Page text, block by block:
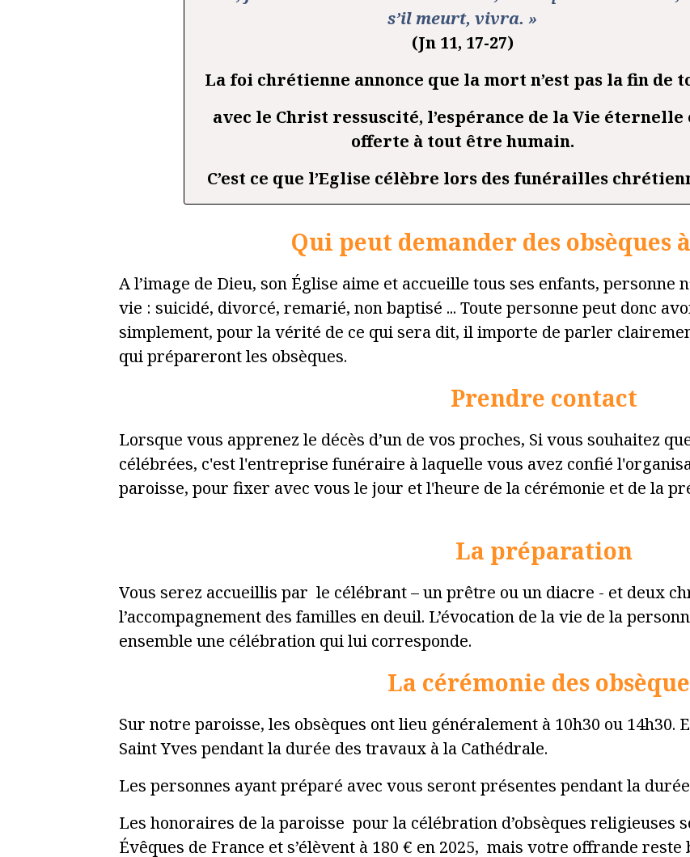
s’il meurt, vivra. »
(Jn 11, 17-27)
La foi chrétienne annonce que la mort n’est pas la fin de
avec le Christ ressuscité, l’espérance de la Vie éternelle
offerte à tout être humain.
C’est ce que l’Eglise célèbre lors des funérailles
Qui peut demander des obsèques
A l’image de Dieu, son Église aime et accueille tous ses enfants, personne
vie : suicidé, divorcé, remarié, non baptisé ... Toute personne peut donc
simplement, pour la vérité de ce qui sera dit, il importe de parler
qui prépareront les obsèques.
Prendre contact
Lorsque vous apprenez le décès d’un de vos proches, Si vous souhaitez
célébrées, c'est l'entreprise funéraire à laquelle vous avez confié
paroisse, pour fixer avec vous le jour et l'heure de la cérémonie et de la
La préparation
Vous serez accueillis par le célébrant – un prêtre ou un diacre - et deux
l’accompagnement des familles en deuil. L’évocation de la vie de la
ensemble une célébration qui lui corresponde.
La cérémonie des
Sur notre paroisse, les obsèques ont lieu généralement à 10h30 ou 14h30.
Saint Yves pendant la durée des travaux à la Cathédrale.
Les personnes ayant préparé avec vous seront présentes pendant la
Les honoraires de la paroisse pour la célébration d’obsèques religieuses
Évêques de France et s’élèvent à 180 € en 2025, mais votre offrande